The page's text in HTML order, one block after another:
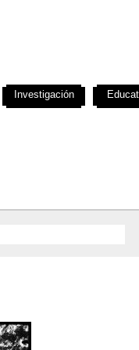
Investigación